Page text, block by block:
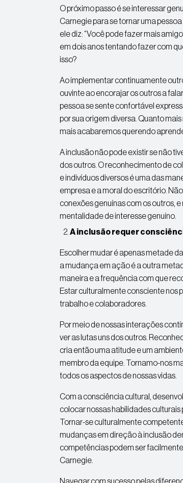
O próximo passo é se interessar
Carnegie para se tornar uma
ele diz: “Você pode fazer mais
em dois anos tentando fazer com
isso?
Ao implementar continuamente
ouvinte ao encorajar os outros a
pessoa se sente confortável
por sua origem diversa. Quanto
mais acabaremos querendo
A inclusão não pode existir se não
dos outros. O reconhecimento de
e indivíduos diversos é uma das
empresa e a moral do escritório.
conexões genuínas com os outros,
mentalidade de interesse genuíno.
A inclusão requer
Escolher mudar é apenas metade
a mudança em ação é a outra
maneira e a frequência com que
Estar culturalmente consciente
trabalho e colaboradores.
Por meio de nossas interações
ver as lutas uns dos outros.
cria então uma atitude e um
membro da equipe. Tornamo-nos
todos os aspectos de nossas vidas.
Com a consciência cultural,
colocar nossas habilidades
Tornar-se culturalmente
mudanças em direção à inclusão
competências podem ser
Carnegie.
Navegar com sucesso pelas